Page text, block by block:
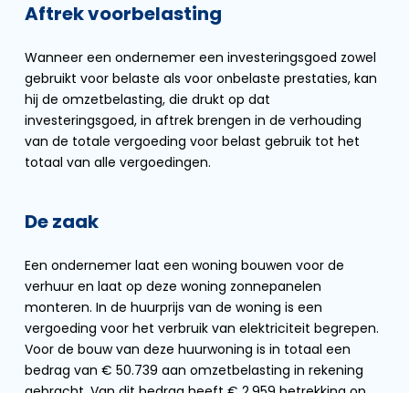
Aftrek voorbelasting
Wanneer een ondernemer een investeringsgoed zowel
gebruikt voor belaste als voor onbelaste prestaties, kan
hij de omzetbelasting, die drukt op dat
investeringsgoed, in aftrek brengen in de verhouding
van de totale vergoeding voor belast gebruik tot het
totaal van alle vergoedingen.
De zaak
Een ondernemer laat een woning bouwen voor de
verhuur en laat op deze woning zonnepanelen
monteren. In de huurprijs van de woning is een
vergoeding voor het verbruik van elektriciteit begrepen.
Voor de bouw van deze huurwoning is in totaal een
bedrag van € 50.739 aan omzetbelasting in rekening